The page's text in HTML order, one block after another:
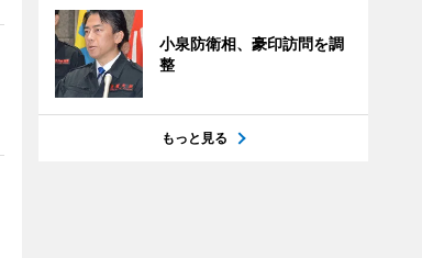
小泉防衛相、豪印訪問を調
整
もっと見る